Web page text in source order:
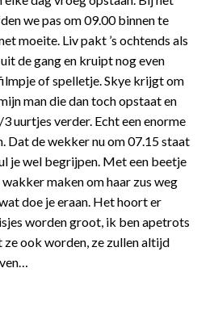
we pas om 09.00 binnen te
moeite. Liv pakt ’s ochtends als
de gang en kruipt nog even
of spelletje. Skye krijgt om
man die dan toch opstaat en
uurtjes verder. Echt een enorme
Dat de wekker nu om 07.15 staat
je wel begrijpen. Met een beetje
maken om haar zus weg
doe je eraan. Het hoort er
worden groot, ik ben apetrots
ook worden, ze zullen altijd